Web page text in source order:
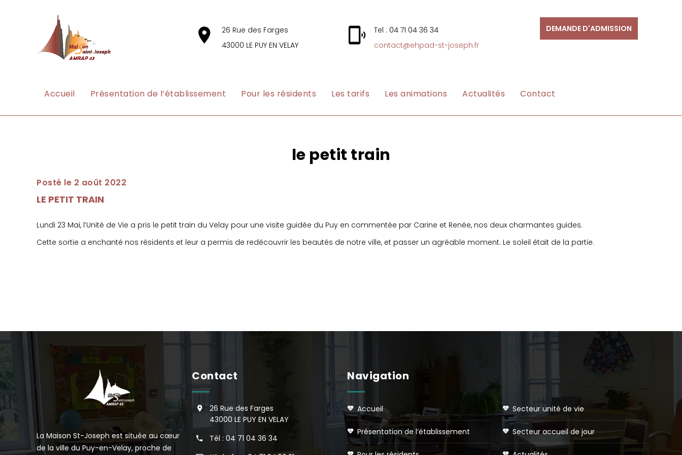
26 Rue des Farges
43000 LE PUY EN VELAY
Tel : 04 71 04 36 34
contact@ehpad-st-joseph.fr
DEMANDE D'ADMISSION
Accueil Présentation de l’établissement Pour les résidents Les tarifs Les animations Actualités Contact
le petit train
Posté le 2 août 2022
LE PETIT TRAIN
Lundi 23 Mai, l’Unité de Vie a pris le petit train du Velay pour une visite guidée du Puy en commentée par Carine et Renée, nos deux charmantes guides.
Cette sortie a enchanté nos résidents et leur a permis de redécouvrir les beautés de notre ville, et passer un agréable moment. Le soleil était de la partie.
La Maison St-Joseph est située au cœur
de la ville du Puy-en-Velay, proche de
Contact
26 Rue des Farges
43000 LE PUY EN VELAY
Tél : 04 71 04 36 34
Navigation
accueil
présentation de l’établissement
secteur unité de vie
secteur accueil de jour